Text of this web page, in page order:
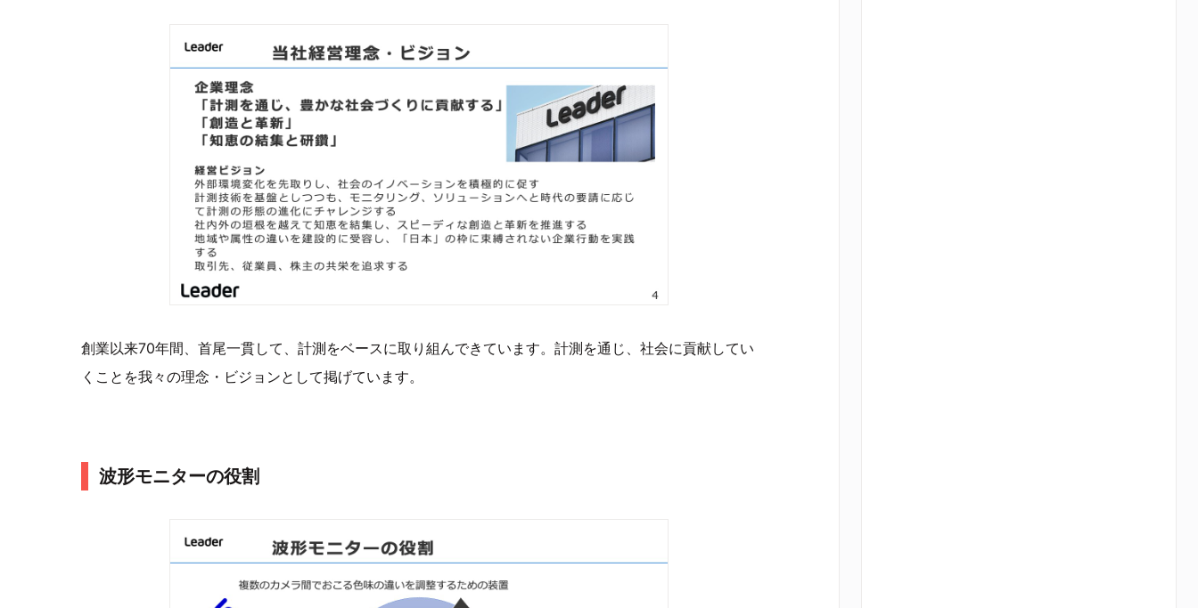
創業以来70年間、首尾一貫して、計測をベースに取り組んできています。計測を通じ、社会に貢献してい
くことを我々の理念・ビジョンとして掲げています。
波形モニターの役割